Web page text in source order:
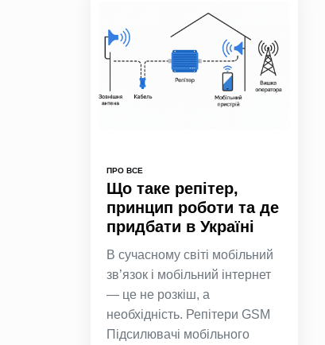
ПРО ВСЕ
Що таке репітер,
принцип роботи та де
придбати в Україні
В сучасному світі мобільний
зв’язок і мобільний інтернет
— це не розкіш, а
необхідність. Репітери GSM
Підсилювачі мобільного